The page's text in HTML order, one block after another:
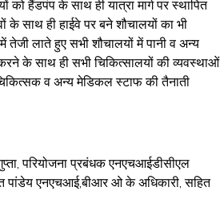
हैंडपंप के साथ ही यात्रा मार्ग पर स्थापित
के साथ ही हाईवे पर बने शौचालयों का भी
तेजी लाते हुए सभी शौचालयों में पानी व अन्य
के साथ ही सभी चिकित्सालयों की व्यवस्थाओं
व अन्य मेडिकल स्टाफ की तैनाती
परियोजना प्रबंधक एनएचआईडीसीएल
पांडेय एनएचआई,बीआर ओ के अधिकारी, सहित